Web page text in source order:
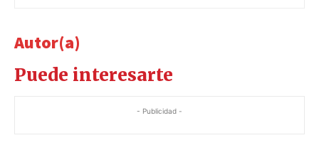
Autor(a)
Puede interesarte
- Publicidad -